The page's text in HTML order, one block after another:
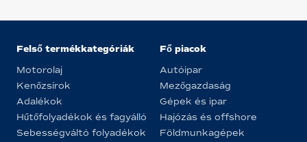
Felső termékkategóriák
Motorolaj
Kenőzsírok
Adalékok
Hűtőfolyadékok és fagyálló
Sebességváltó folyadékok
Fő piacok
Autóipar
Mezőgazdaság
Gépek és ipar
Hajózás és offshore
Földmunkagépek